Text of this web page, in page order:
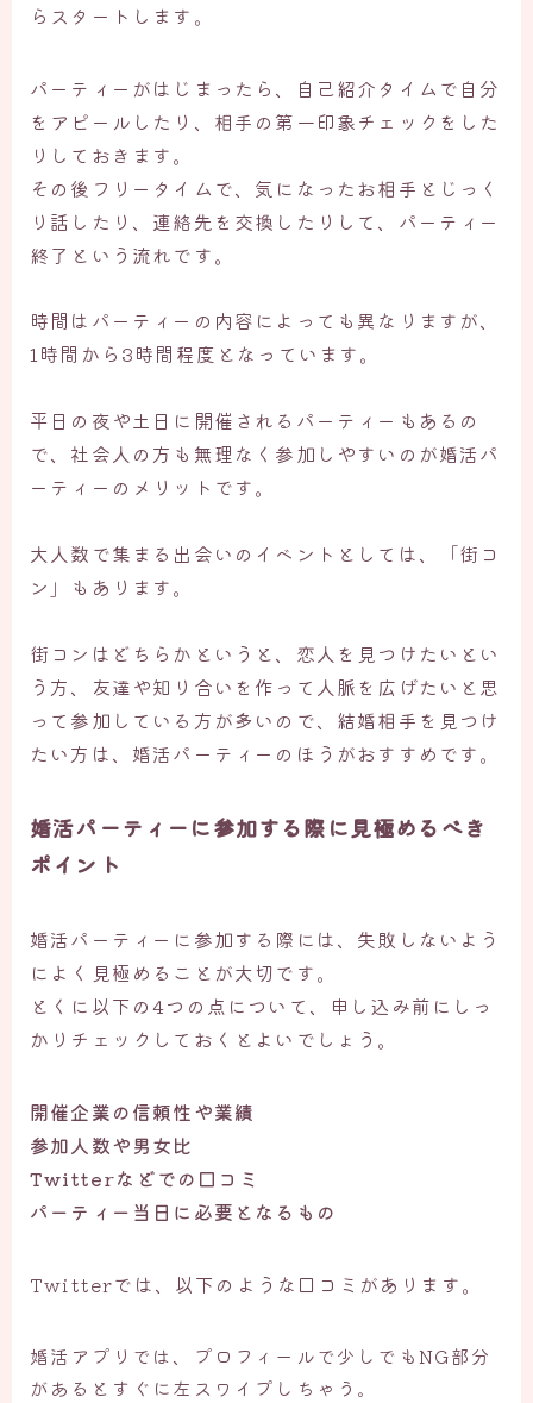
らスタートします。
パーティーがはじまったら、自己紹介タイムで自分
をアピールしたり、相手の第一印象チェックをした
りしておきます。
その後フリータイムで、気になったお相手とじっく
り話したり、連絡先を交換したりして、パーティー
終了という流れです。
時間はパーティーの内容によっても異なりますが、
1時間から3時間程度 となっています。
平日の夜や土日に開催されるパーティーもあるの
で、社会人の方も無理なく参加しやすいのが婚活パ
ーティーのメリットです。
大人数で集まる出会いのイベントとしては、「街コ
ン」もあります。
街コンはどちらかというと、 恋人を見つけたいとい
う方、友達や知り合いを作って人脈を広げたいと思
って参加している方が多いので、結婚相手を見つけ
たい方は、婚活パーティーのほうがおすすめです。
婚活パーティーに参加する際に見極めるべき
ポイント
婚活パーティーに参加する際には、失敗しないよう
によく見極めることが大切です。
とくに以下の4つの点について、申し込み前にしっ
かりチェックしておくとよいでしょう。
開催企業の信頼性や業績
参加人数や男女比
Twitterなどでの口コミ
パーティー当日に必要となるもの
Twitterでは、以下のような口コミがあります。
婚活アプリでは、プロフィールで少しでもNG部分
があるとすぐに左スワイプしちゃう。